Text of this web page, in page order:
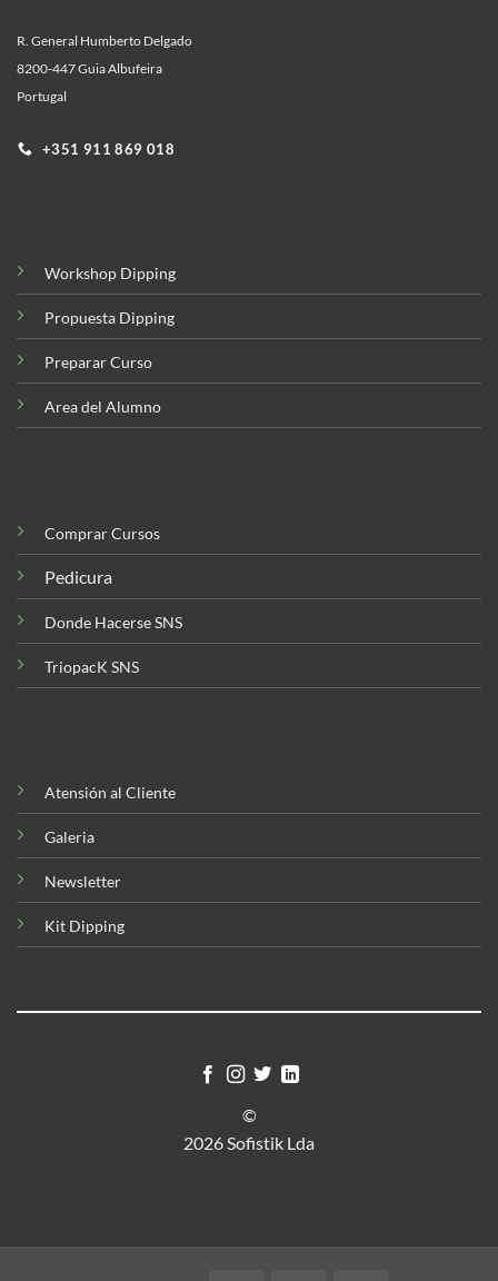
R. General Humberto Delgado
8200-447 Guia Albufeira
Portugal
+351 911 869 018
Workshop Dipping
Propuesta Dipping
Preparar Curso
Area del Alumno
Comprar Cursos
Pedicura
Donde Hacerse SNS
TriopacK SNS
Atensión al Cliente
Galeria
Newsletter
Kit Dipping
©
2026 Sofistik Lda